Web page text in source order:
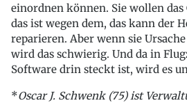
einordnen können. Sie wollen das
das ist wegen dem, das kann der
reparieren. Aber wenn sie
wird das schwierig. Und da in
Software drin steckt ist, wird es
*Oscar J. Schwenk (75) ist